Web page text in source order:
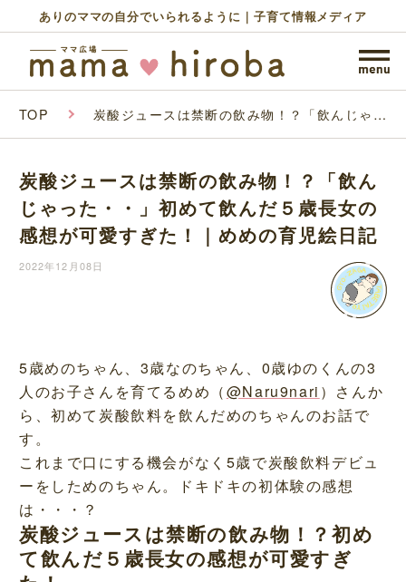
ありのママの自分でいられるように｜子育て情報メディア
TOP 炭酸ジュースは禁断の飲み物！？「飲んじゃっ
ぎた！｜めめの育児絵日記
炭酸ジュースは禁断の飲み物！？「飲ん
じゃった・・」初めて飲んだ５歳長女の
感想が可愛すぎた！｜めめの育児絵日記
2022年12月08日
5歳めのちゃん、3歳なのちゃん、0歳ゆのくんの3
人のお子さんを育てるめめ（@Naru9nari ）さんか
ら、初めて炭酸飲料を飲んだめのちゃんのお話で
す。
これまで口にする機会がなく5歳で炭酸飲料デビュ
ーをしためのちゃん。ドキドキの初体験の感想
は・・・？
炭酸ジュースは禁断の飲み物！？初め
て飲んだ５歳長女の感想が可愛すぎ